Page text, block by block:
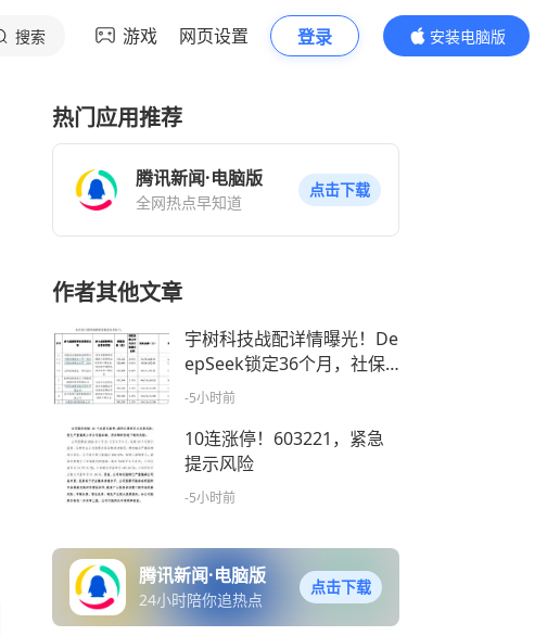
搜索 游戏 网页设置 登录
安装电脑版
内容更精彩
热门应用推荐
腾讯新闻·电脑版
全网热点早知道
点击下载
作者其他文章
宇树科技战配详情曝光！De
epSeek锁定36个月，社保
基金多个组合参与
-5小时前
10连涨停！603221，紧急
提示风险
-5小时前
腾讯新闻·电脑版
24小时陪你追热点
点击下载